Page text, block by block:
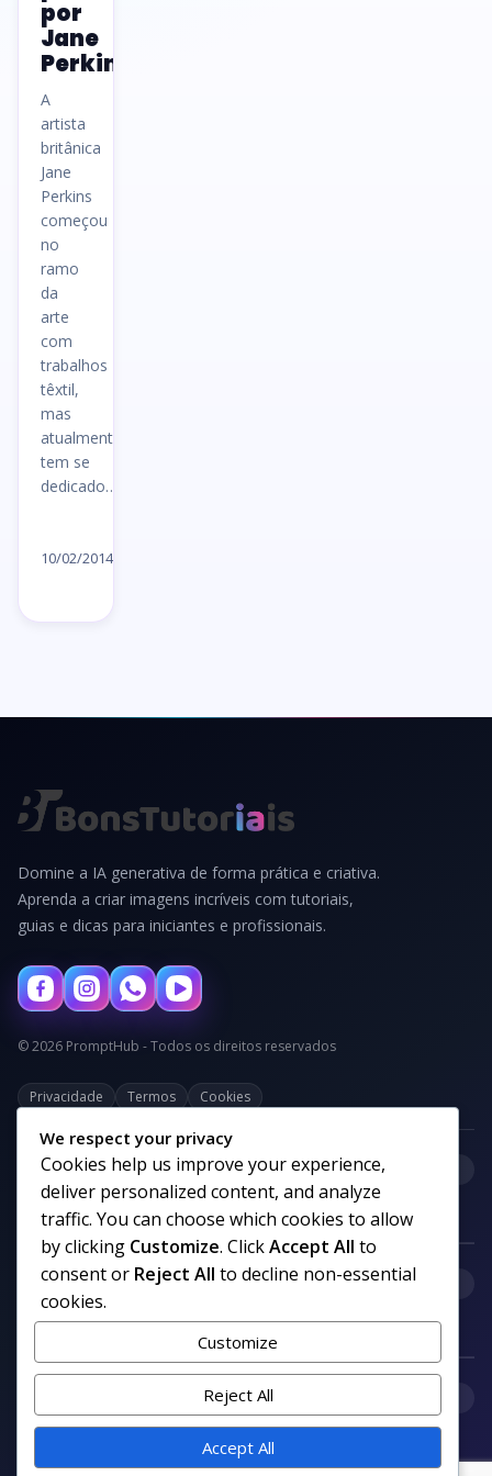
por
Jane
Perkins
A
artista
britânica
Jane
Perkins
começou
no
ramo
da
arte
com
trabalhos
têxtil,
mas
atualmente
tem se
dedicado…
10/02/2014
Domine a IA generativa de forma prática e criativa.
Aprenda a criar imagens incríveis com tutoriais,
guias e dicas para iniciantes e profissionais.
© 2026 PromptHub - Todos os direitos reservados
Privacidade Termos Cookies
Categorias
Links uteis
We respect your privacy
Cookies help us improve your experience,
deliver personalized content, and analyze
traffic. You can choose which cookies to allow
by clicking Customize. ClickAccept All to
consent or Reject All to decline non-essential
cookies.
Customize
Reject All
Accept All